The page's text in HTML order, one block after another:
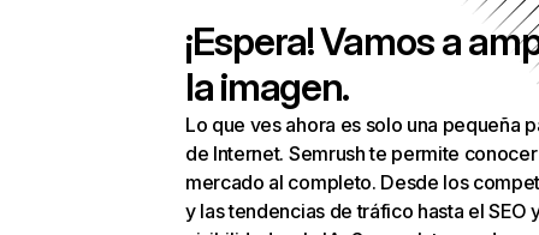
¡Espera! Vamos a
la imagen.
Lo que ves ahora es solo una pequeña
de Internet. Semrush te permite
mercado al completo. Desde los
y las tendencias de tráfico hasta el SEO